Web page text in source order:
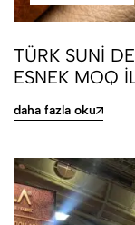
TÜRK SUNI
ESNEK MOQ
daha fazla oku